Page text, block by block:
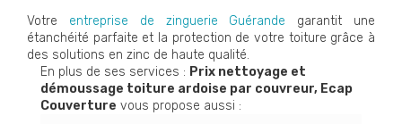
Votre entreprise de zinguerie Guérande garantit une
étanchéité parfaite et la protection de votre toiture grâce à
des solutions en zinc de haute qualité.
En plus de ses services : Prix nettoyage et
démoussage toiture ardoise par couvreur, Ecap
Couverture vous propose aussi :